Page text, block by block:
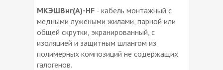
МКЭШВнг(А)-HF - кабель монтажный с
медными лужеными жилами, парной или
общей скрутки, экранированный, с
изоляцией и защитным шлангом из
полимерных композиций не содержащих
галогенов.